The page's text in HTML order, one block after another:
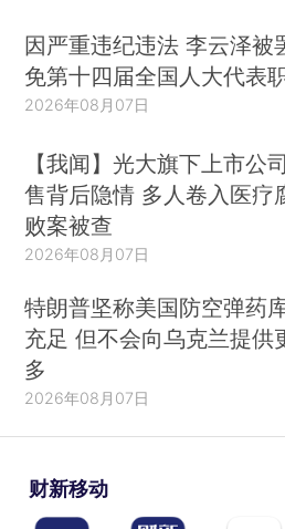
因严重违纪违法 李云泽被
免第十四届全国人大代表
2026年08月07日
【我闻】光大旗下上市公
售背后隐情 多人卷入医疗
败案被查
2026年08月07日
特朗普坚称美国防空弹药
充足 但不会向乌克兰提供
多
2026年08月07日
财新移动